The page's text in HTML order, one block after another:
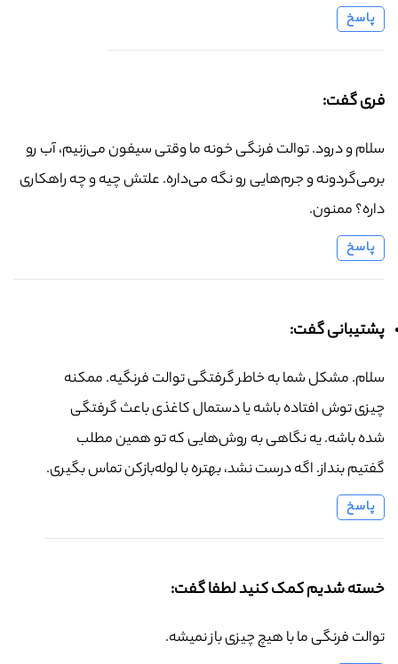
پاسخ
فری گفت:
سلام و درود. توالت فرنگی خونه ما وقتی سیفون می‌زنیم، آب رو
برمی‌گردونه و جرم‌هایی رو نگه می‌داره. علتش چیه و چه راهکاری
داره؟ ممنون.
پاسخ
پشتیبانی گفت:
سلام. مشکل شما به خاطر گرفتگی توالت فرنگیه. ممکنه
چیزی توش افتاده باشه یا دستمال کاغذی باعث گرفتگی
شده باشه. یه نگاهی به روش‌هایی که تو همین مطلب
گفتیم بنداز. اگه درست نشد، بهتره با لوله‌بازکن تماس بگیری.
پاسخ
خسته شدیم کمک کنید لطفا گفت:
توالت فرنگی ما با هیچ چیزی باز نمیشه.